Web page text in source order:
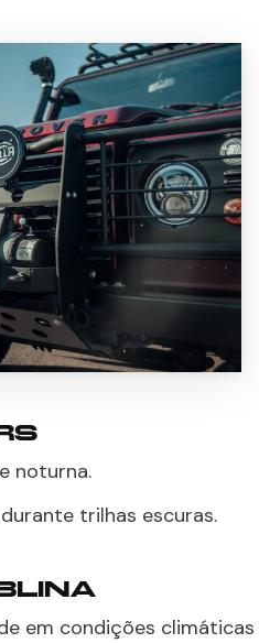
noturna.
trilhas escuras.
em condições climáticas